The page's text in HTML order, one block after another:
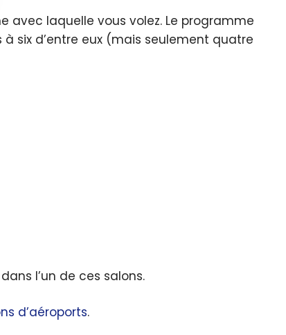
avec laquelle vous volez. Le programme
six d’entre eux (mais seulement quatre
l’un de ces salons.
d’aéroports.